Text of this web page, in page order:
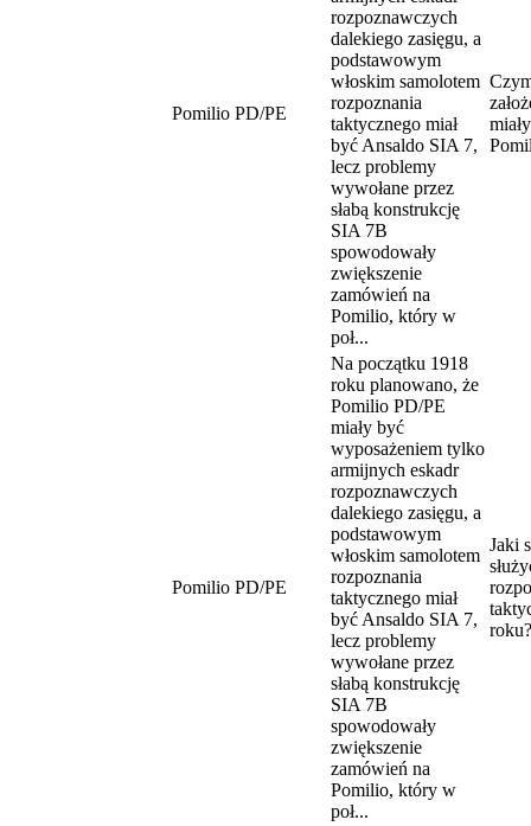
Pomilio PD/PE
rozpoznawczych
dalekiego zasięgu, a
podstawowym
włoskim samolotem
rozpoznania
taktycznego miał
być Ansaldo SIA 7,
lecz problemy
wywołane przez
słabą konstrukcję
SIA 7B
spowodowały
zwiększenie
zamówień na
Pomilio, który w
poł...
Pomilio PD/PE
Na początku 1918
roku planowano, że
Pomilio PD/PE
miały być
wyposażeniem tylko
armijnych eskadr
rozpoznawczych
dalekiego zasięgu, a
podstawowym
włoskim samolotem
rozpoznania
taktycznego miał
być Ansaldo SIA 7,
lecz problemy
wywołane przez
słabą konstrukcję
SIA 7B
spowodowały
zwiększenie
zamówień na
Pomilio, który w
poł...
Jaki
roku?